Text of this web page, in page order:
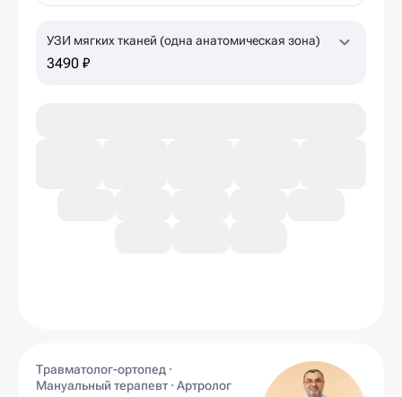
УЗИ мягких тканей (одна анатомическая зона)
3490 ₽
Травматолог-ортопед ·
Мануальный терапевт · Артролог